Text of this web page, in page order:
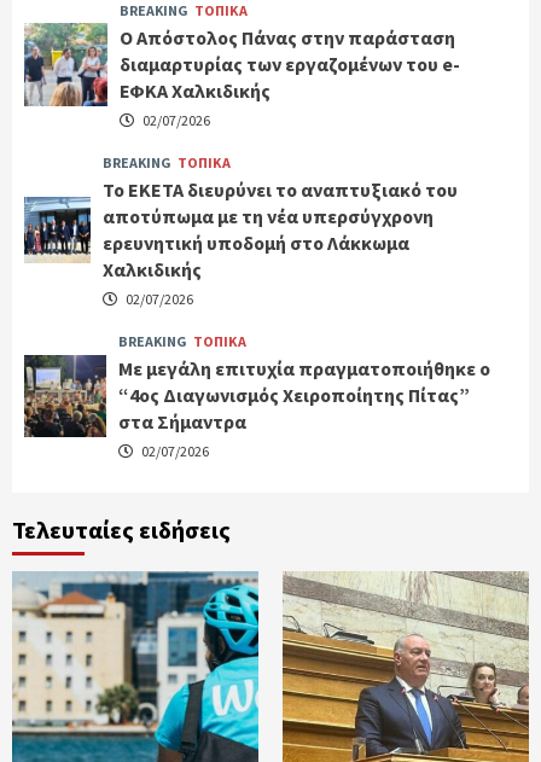
BREAKING ΤΟΠΙΚΑ
Ο Απόστολος Πάνας στην παράσταση
διαμαρτυρίας των εργαζομένων του e-
ΕΦΚΑ Χαλκιδικής
02/07/2026
BREAKING ΤΟΠΙΚΑ
Το ΕΚΕΤΑ διευρύνει το αναπτυξιακό του
αποτύπωμα με τη νέα υπερσύγχρονη
ερευνητική υποδομή στο Λάκκωμα
Χαλκιδικής
02/07/2026
BREAKING ΤΟΠΙΚΑ
Με μεγάλη επιτυχία πραγματοποιήθηκε ο
“4ος Διαγωνισμός Χειροποίητης Πίτας”
στα Σήμαντρα
02/07/2026
Τελευταίες ειδήσεις